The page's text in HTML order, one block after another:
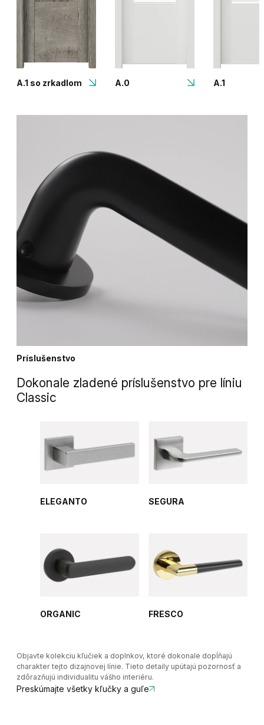
A.1 so zrkadlom A.0 A.1
Príslušenstvo
Dokonale zladené príslušenstvo pre líniu
Classic
ELEGANTO SEGURA
ORGANIC FRESCO
Objavte kolekciu kľučiek a doplnkov, ktoré dokonale dopĺňajú
charakter tejto dizajnovej línie. Tieto detaily upútajú pozornosť a
zdôrazňujú individualitu vášho interiéru.
Preskúmajte všetky kľučky a guľe